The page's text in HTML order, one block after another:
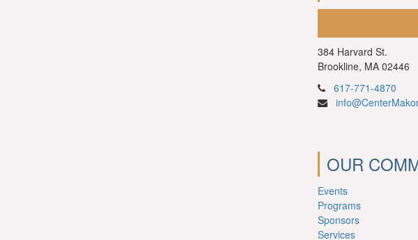
384 Harvard St.
Brookline, MA 02446
617-771-4870
OUR
Events
Programs
Sponsors
Services